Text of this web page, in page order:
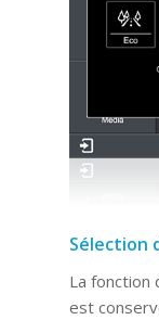
Sélection
La fonction
est